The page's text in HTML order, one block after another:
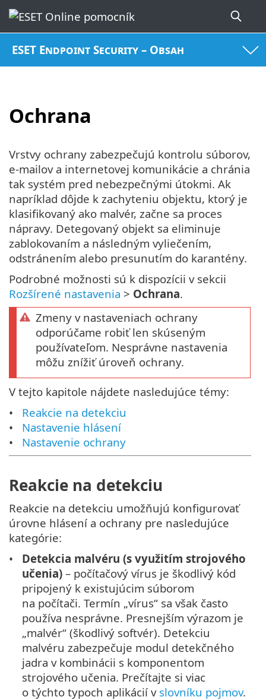
ESET Endpoint Security – Obsah
Ochrana
Vrstvy ochrany zabezpečujú kontrolu súborov,
e‑mailov a internetovej komunikácie a chránia
tak systém pred nebezpečnými útokmi. Ak
napríklad dôjde k zachyteniu objektu, ktorý je
klasifikovaný ako malvér, začne sa proces
nápravy. Detegovaný objekt sa eliminuje
zablokovaním a následným vyliečením,
odstránením alebo presunutím do karantény.
Podrobné možnosti sú k dispozícii v sekcii
Rozšírené nastavenia > Ochrana.
Zmeny v nastaveniach ochrany
odporúčame robiť len skúseným
používateľom. Nesprávne nastavenia
môžu znížiť úroveň ochrany.
V tejto kapitole nájdete nasledujúce témy:
Reakcie na detekciu
Nastavenie hlásení
Nastavenie ochrany
Reakcie na detekciu
Reakcie na detekciu umožňujú konfigurovať
úrovne hlásení a ochrany pre nasledujúce
kategórie:
Detekcia malvéru (s využitím strojového
učenia) – počítačový vírus je škodlivý kód
pripojený k existujúcim súborom
na počítači. Termín „vírus“ sa však často
používa nesprávne. Presnejším výrazom je
„malvér“ (škodlivý softvér). Detekciu
malvéru zabezpečuje modul detekčného
jadra v kombinácii s komponentom
strojového učenia. Prečítajte si viac
o týchto typoch aplikácií v slovníku pojmov.